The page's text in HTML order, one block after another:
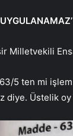
Milletvekili
5 ten mi
diye. Üstelik